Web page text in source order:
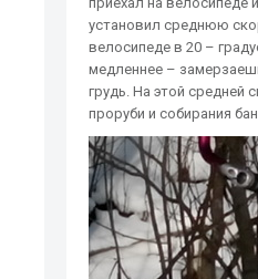
установил среднюю
велосипеде в 20 –
медленнее –
грудь. На этой средней
проруби и собирания